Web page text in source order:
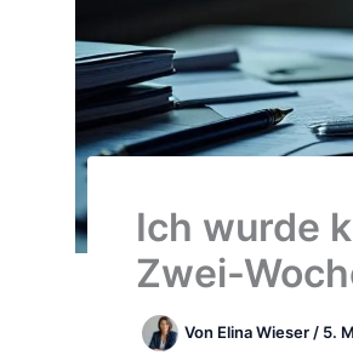
Ich wurde
Zwei-
Von Elina Wieser / 5.